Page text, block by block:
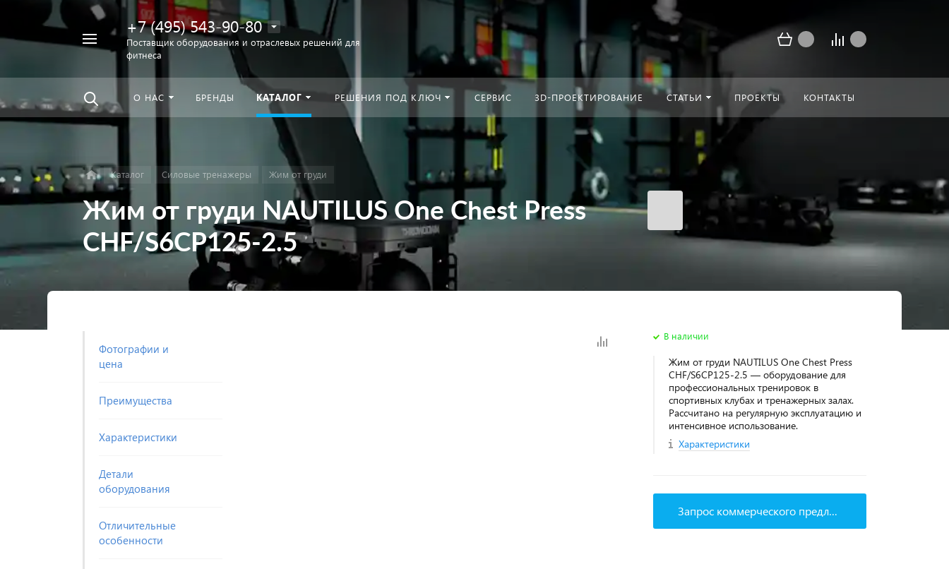
Например,
+7 (495) 543-90-80
Поставщик оборудования и отраслевых решений для
фитнеса
О НАС БРЕНДЫ КАТАЛОГ РЕШЕНИЯ ПОД КЛЮЧ СЕРВИС 3D-ПРОЕКТИРОВАНИЕ СТАТЬИ ПРОЕКТЫ КОНТАКТЫ
Каталог Силовые тренажеры Жим от груди
Жим от груди NAUTILUS One Chest Press
CHF/S6CP125-2.5
Фотографии и
цена
Преимущества
Характеристики
Детали
оборудования
Отличительные
особенности
В наличии
Жим от груди NAUTILUS One Chest Press
CHF/S6CP125-2.5 — оборудование для
профессиональных тренировок в
спортивных клубах и тренажерных залах.
Рассчитано на регулярную эксплуатацию и
интенсивное использование.
Характеристики
Запрос коммерческого предложения